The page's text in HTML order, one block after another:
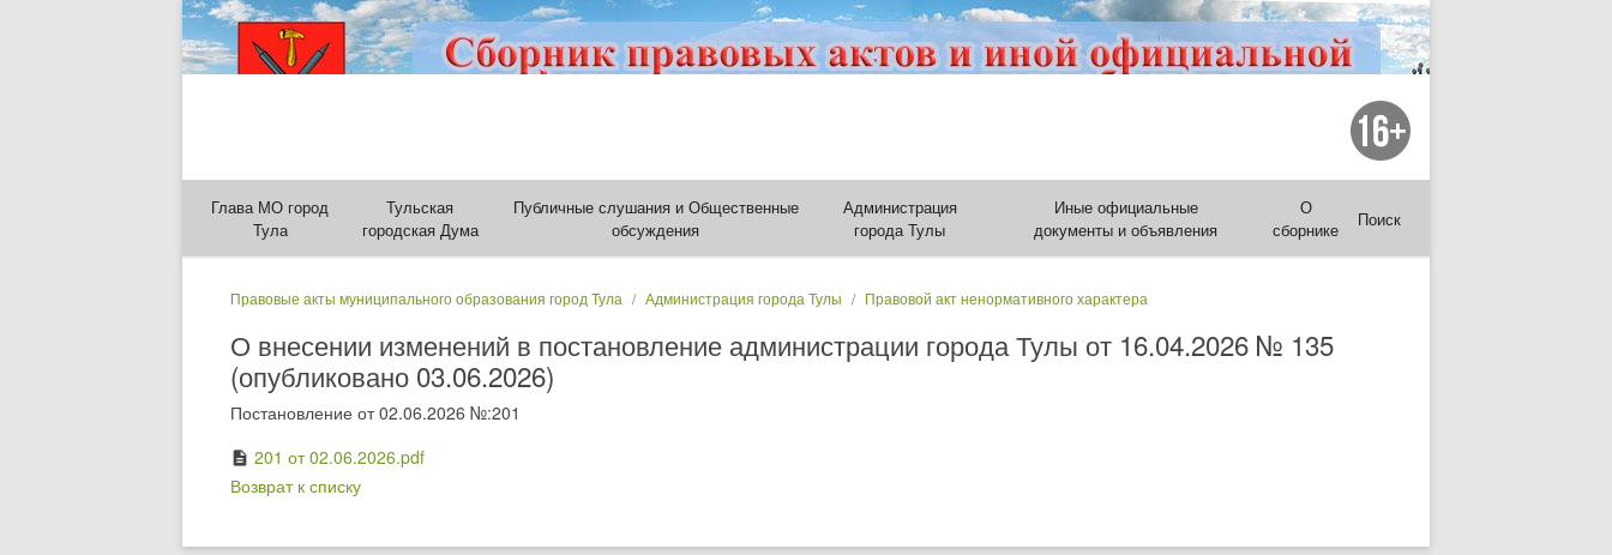
Глава МО город
Тула
Тульская
городская Дума
Публичные слушания и Общественные
обсуждения
Администрация
города Тулы
Иные официальные
документы и объявления
О
сборнике
Поиск
Правовые акты муниципального образования город Тула Администрация города Тулы Правовой акт ненормативного характера
О внесении изменений в постановление администрации города Тулы от 16.04.2026 № 135
(опубликовано 03.06.2026)
Постановление от 02.06.2026 №:201
description 201 от 02.06.2026.pdf
Возврат к списку